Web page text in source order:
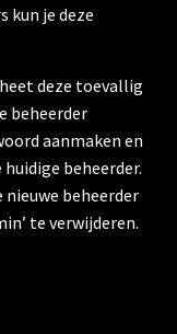
kun je deze
deze toevallig
beheerder
aanmaken en
beheerder.
beheerder
te verwijderen.